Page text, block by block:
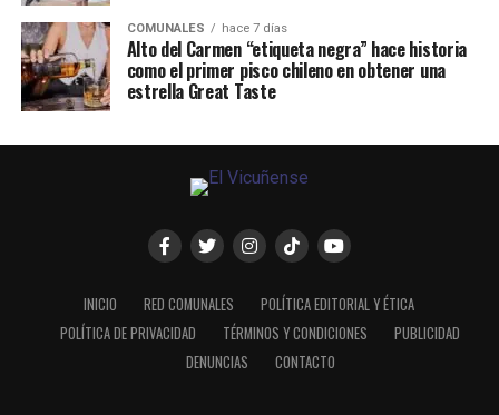
COMUNALES hace 7 días
Alto del Carmen “etiqueta negra” hace historia
como el primer pisco chileno en obtener una
estrella Great Taste
INICIO RED COMUNALES
POLÍTICA EDITORIAL Y ÉTICA
POLÍTICA DE PRIVACIDAD
TÉRMINOS Y CONDICIONES
PUBLICIDAD
DENUNCIAS
CONTACTO